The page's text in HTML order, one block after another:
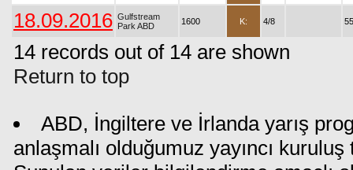
18.09.2016 Gulfstream
Park ABD
1600 K: 4/8 55
14 records out of 14 are shown
Return to top
ABD, İngiltere ve İrlanda yarış
anlaşmalı olduğumuz yayıncı